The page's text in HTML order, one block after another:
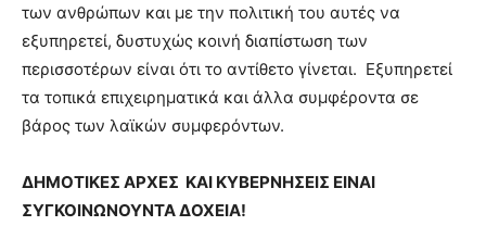
των ανθρώπων και με την πολιτική του αυτές να
εξυπηρετεί, δυστυχώς κοινή διαπίστωση των
περισσοτέρων είναι ότι το αντίθετο γίνεται. Εξυπηρετεί
τα τοπικά επιχειρηματικά και άλλα συμφέροντα σε
βάρος των λαϊκών συμφερόντων.
ΔΗΜΟΤΙΚΕΣ ΑΡΧΕΣ ΚΑΙ ΚΥΒΕΡΝΗΣΕΙΣ ΕΙΝΑΙ
ΣΥΓΚΟΙΝΩΝΟΥΝΤΑ ΔΟΧΕΙΑ!